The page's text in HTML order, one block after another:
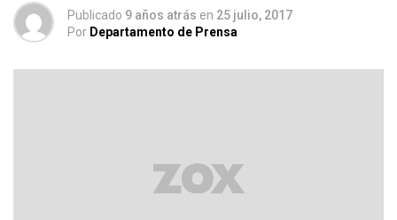
Publicado 9 años atrás en 25 julio, 2017
Por Departamento de Prensa